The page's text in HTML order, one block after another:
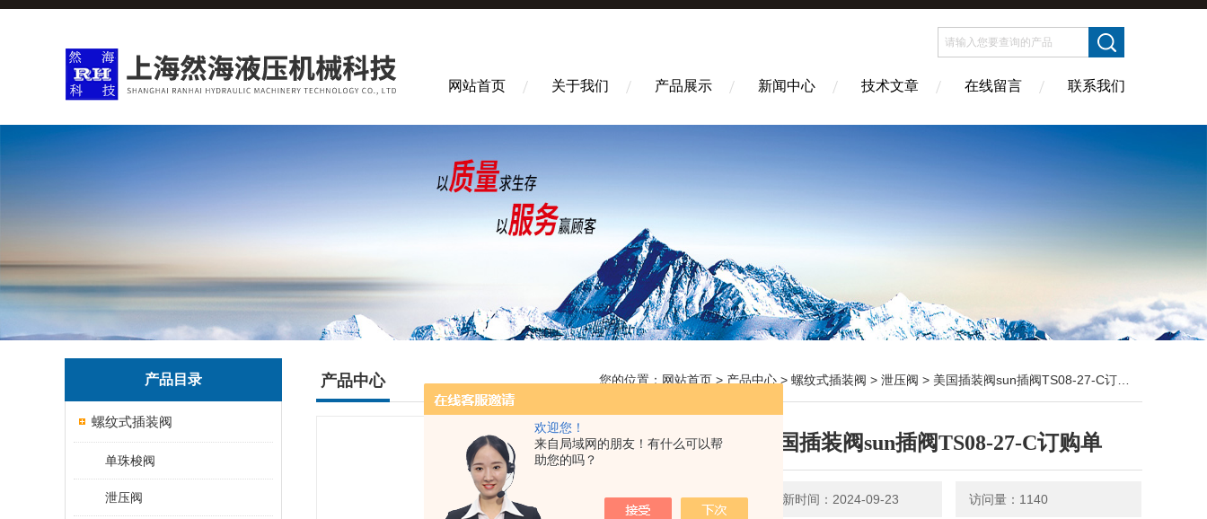
欢迎您！
来自局域网的朋友！有什么可以帮
助您的吗？
网站首页 关于我们 产品展示 新闻中心 技术文章 在线留言 联系我们
产品目录
螺纹式插装阀
单珠梭阀
泄压阀
产品中心 您的位置： 网站首页 > 产品中心 > 螺纹式插装阀 > 泄压阀 > 美国插装阀sun插阀TS08-27-C订购单
美国插装阀sun插阀TS08-27-C订购单
更新时间：2024-09-23 访问量：1140